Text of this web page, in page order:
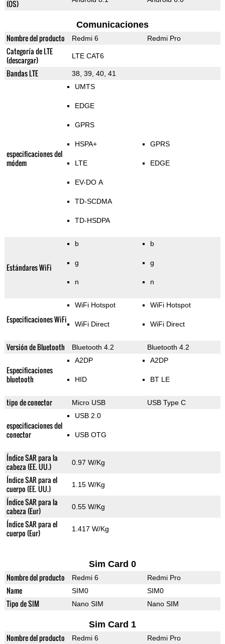
(OS)
Comunicaciones
Nombre del producto Redmi 6 Redmi Pro
Categoría de LTE
(descargar)
LTE CAT6
Bandas LTE 38, 39, 40, 41
especificaciones del
módem
UMTS
EDGE
GPRS
HSPA+
LTE
EV-DO A
TD-SCDMA
TD-HSDPA
GPRS
EDGE
Estándares WiFi
b
g
n
b
g
n
Especificaciones WiFi
WiFi Hotspot
WiFi Direct
WiFi Hotspot
WiFi Direct
Versión de Bluetooth Bluetooth 4.2 Bluetooth 4.2
Especificaciones
bluetooth
A2DP
HID
A2DP
BT LE
tipo de conector Micro USB USB Type C
especificaciones del
conector
USB 2.0
USB OTG
Índice SAR para la
cabeza (EE. UU.)
0.97 W/Kg
Índice SAR para el
cuerpo (EE. UU.)
1.15 W/Kg
Índice SAR para la
cabeza (Eur)
0.55 W/Kg
Índice SAR para el
cuerpo (Eur)
1.417 W/Kg
Sim Card 0
Nombre del producto Redmi 6 Redmi Pro
Name SIM0 SIM0
Tipo de SIM Nano SIM Nano SIM
Sim Card 1
Nombre del producto Redmi 6 Redmi Pro